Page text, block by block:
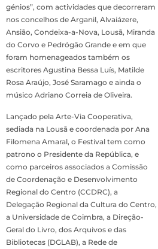
génios”, com actividades que decorreram
nos concelhos de Arganil, Alvaiázere,
Ansião, Condeixa-a-Nova, Lousã, Miranda
do Corvo e Pedrógão Grande e em que
foram homenageados também os
escritores Agustina Bessa Luís, Matilde
Rosa Araújo, José Saramago e ainda o
músico Adriano Correia de Oliveira.
Lançado pela Arte-Via Cooperativa,
sediada na Lousã e coordenada por Ana
Filomena Amaral, o Festival tem como
patrono o Presidente da República, e
como parceiros associados a Comissão
de Coordenação e Desenvolvimento
Regional do Centro (CCDRC), a
Delegação Regional da Cultura do Centro,
a Universidade de Coimbra, a Direção-
Geral do Livro, dos Arquivos e das
Bibliotecas (DGLAB), a Rede de